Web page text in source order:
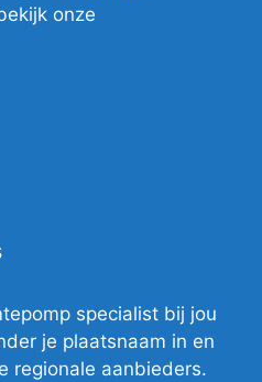
onze
specialist bij jou
je plaatsnaam in en
regionale aanbieders.